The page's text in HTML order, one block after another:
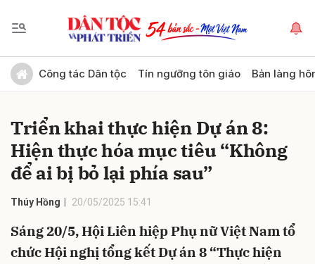
Công tác Dân tộc Tín ngưỡng tôn giáo Bản làng
Triển khai thực hiện Dự án 8:
Hiện thực hóa mục tiêu “Không
để ai bị bỏ lại phía sau”
Thúy Hồng 20/05/2025 15:41
Sáng 20/5, Hội Liên hiệp Phụ nữ Việt Nam tổ
chức Hội nghị tổng kết Dự án 8 “Thực hiện
Gửi bình luận